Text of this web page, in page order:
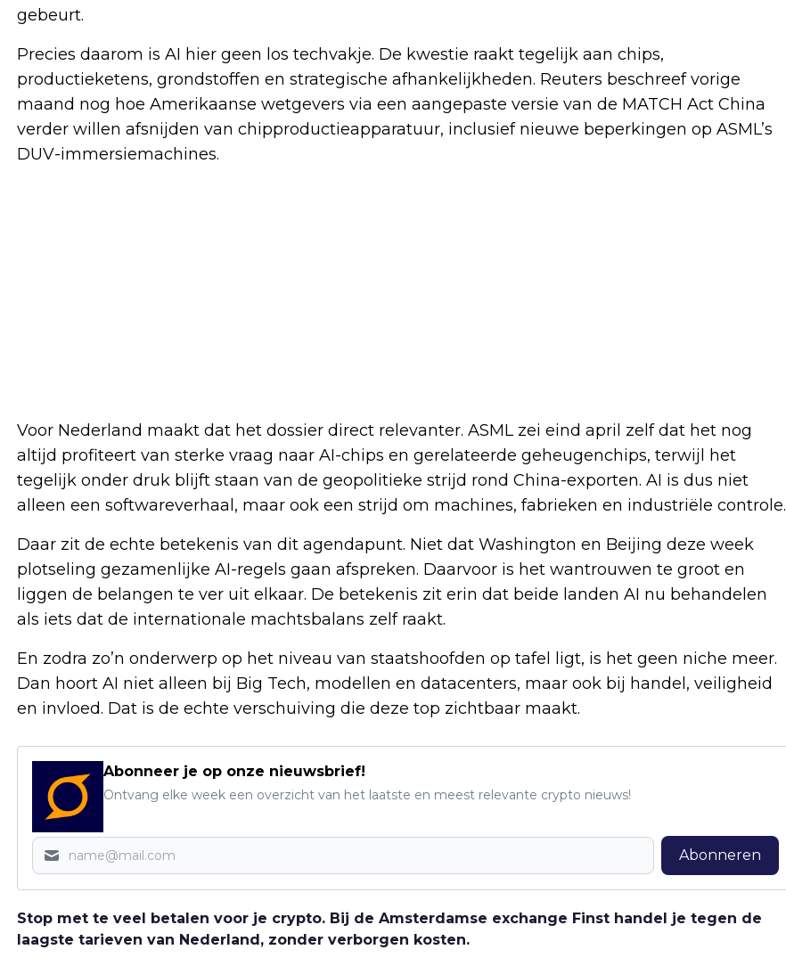
gebeurt.
Precies daarom is AI hier geen los techvakje. De kwestie raakt tegelijk aan chips,
productieketens, grondstoffen en strategische afhankelijkheden. Reuters beschreef vorige
maand nog hoe Amerikaanse wetgevers via een aangepaste versie van de MATCH Act China
verder willen afsnijden van chipproductieapparatuur, inclusief nieuwe beperkingen op ASML’s
DUV-immersiemachines.
Voor Nederland maakt dat het dossier direct relevanter. ASML zei eind april zelf dat het nog
altijd profiteert van sterke vraag naar AI-chips en gerelateerde geheugenchips, terwijl het
tegelijk onder druk blijft staan van de geopolitieke strijd rond China-exporten. AI is dus niet
alleen een softwareverhaal, maar ook een strijd om machines, fabrieken en industriële controle.
Daar zit de echte betekenis van dit agendapunt. Niet dat Washington en Beijing deze week
plotseling gezamenlijke AI-regels gaan afspreken. Daarvoor is het wantrouwen te groot en
liggen de belangen te ver uit elkaar. De betekenis zit erin dat beide landen AI nu behandelen
als iets dat de internationale machtsbalans zelf raakt.
En zodra zo’n onderwerp op het niveau van staatshoofden op tafel ligt, is het geen niche meer.
Dan hoort AI niet alleen bij Big Tech, modellen en datacenters, maar ook bij handel, veiligheid
en invloed. Dat is de echte verschuiving die deze top zichtbaar maakt.
Abonneer je op onze nieuwsbrief!
Ontvang elke week een overzicht van het laatste en meest relevante crypto nieuws!
Abonneren
Stop met te veel betalen voor je crypto. Bij de Amsterdamse exchange Finst handel je tegen de
laagste tarieven van Nederland, zonder verborgen kosten.